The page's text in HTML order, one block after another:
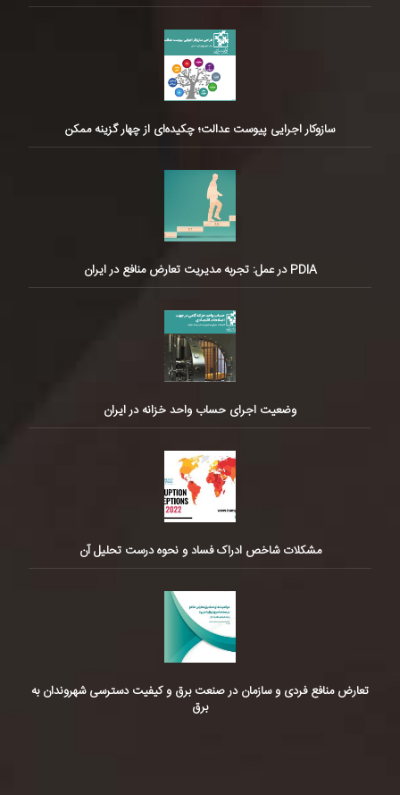
سازوکار اجرایی پیوست عدالت؛ چکیده‌ای از چهار گزینه ممکن
PDIA در عمل: تجربه مدیریت تعارض منافع در ایران
وضعیت اجرای حساب واحد خزانه در ایران
مشکلات شاخص ادراک فساد و نحوه درست تحلیل آن
تعارض منافع فردی و سازمان در صنعت برق و کیفیت دسترسی شهروندان به
برق